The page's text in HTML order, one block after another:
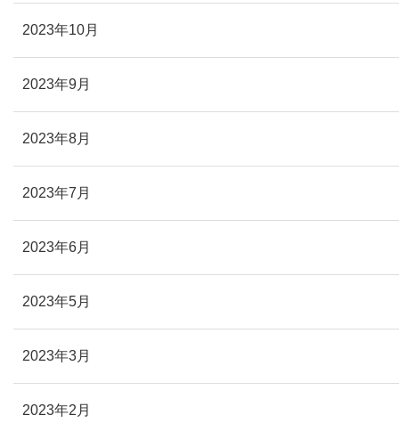
2023年10月
2023年9月
2023年8月
2023年7月
2023年6月
2023年5月
2023年3月
2023年2月